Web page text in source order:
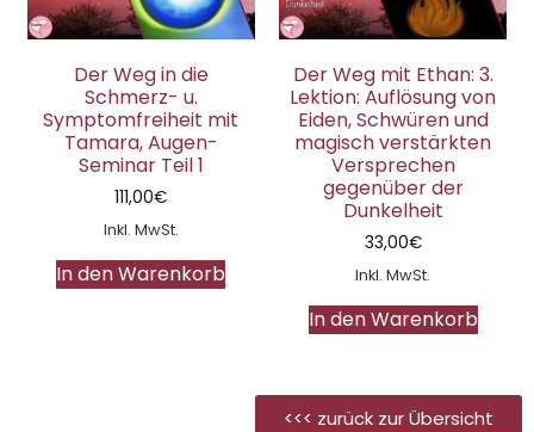
Der Weg in die
Schmerz- u.
Symptomfreiheit mit
Tamara, Augen-
Seminar Teil 1
111,00€
Inkl. MwSt.
In den Warenkorb
Der Weg mit Ethan: 3.
Lektion: Auflösung von
Eiden, Schwüren und
magisch verstärkten
Versprechen
gegenüber der
Dunkelheit
33,00€
Inkl. MwSt.
In den Warenkorb
<<< zurück zur Übersicht